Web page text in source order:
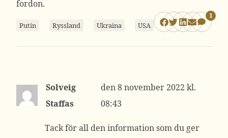
fordon.
Putin Ryssland Ukraina USA
1
Solveig
Staffas
8 november 2022 kl.
08:43
Tack för all den information som du ger